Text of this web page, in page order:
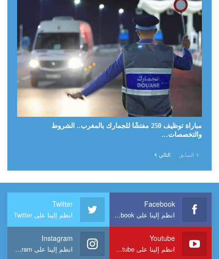
مباراة توظيف 250 مفتشًا للجمارك بالمغرب.. الشروط
والتخصصات…
السابق التالي
Facebook
انظم إلينا على Facebook
Twitter
انظم إلينا على Twitter
Youtube
انظم إلينا على Youtube
Instagram
انظم إلينا على Instagram